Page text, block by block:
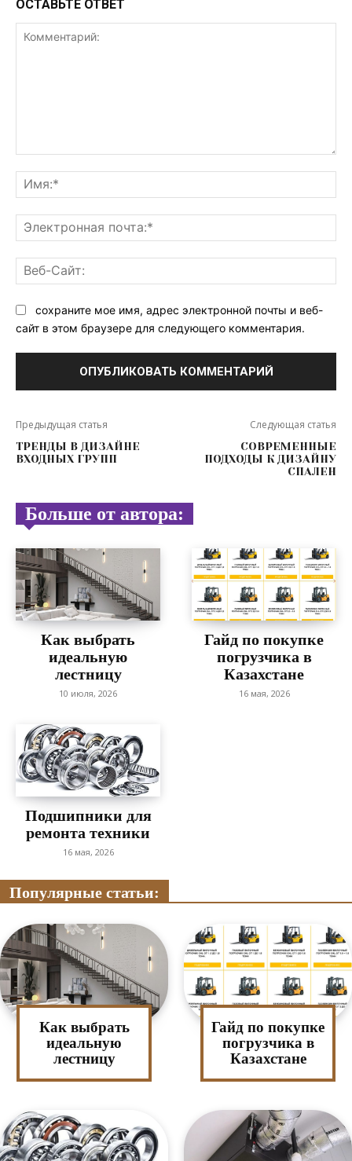
ОСТАВЬТЕ ОТВЕТ
сохраните мое имя, адрес электронной почты и веб-
сайт в этом браузере для следующего комментария.
Предыдущая статья
ТРЕНДЫ В ДИЗАЙНЕ
ВХОДНЫХ ГРУПП
Следующая статья
СОВРЕМЕННЫЕ
ПОДХОДЫ К ДИЗАЙНУ
СПАЛЕН
Больше от автора:
Как выбрать
идеальную
лестницу
10 июля, 2026
Гайд по покупке
погрузчика в
Казахстане
16 мая, 2026
Подшипники для
ремонта техники
16 мая, 2026
Популярные статьи:
Как выбрать
идеальную
лестницу
Гайд по покупке
погрузчика в
Казахстане